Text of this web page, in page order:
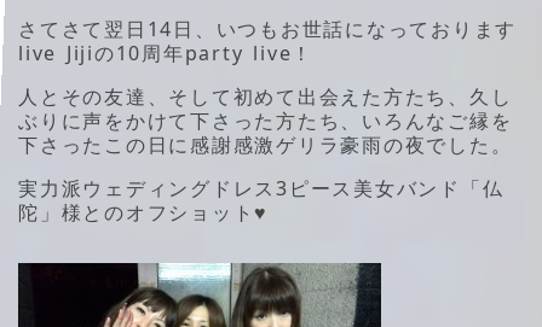
さてさて翌日14日、いつもお世話になっております
live Jijiの10周年party live！
人とその友達、そして初めて出会えた方たち、久し
ぶりに声をかけて下さった方たち、いろんなご縁を
下さったこの日に感謝感激ゲリラ豪雨の夜でした。
実力派ウェディングドレス3ピース美女バンド「仏
陀」様とのオフショット♥